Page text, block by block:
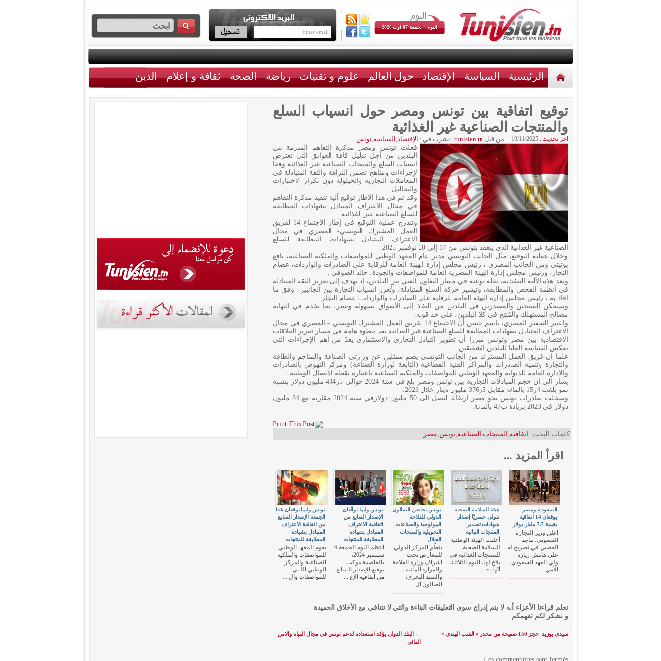
اليوم : الجمعة 07 اوت 2026
الرئيسية السياسة الإقتصاد حول العالم علوم و تقنيات رياضة الصحة ثقافة و إعلام الدين
توقيع اتفاقية بين تونس ومصر حول انسياب السلع
والمنتجات الصناعية غير الغذائية
اخر تحديث : 19/11/2025 من قبلtunisien.tn
| نشرت في : الإقتصاد, السياسة,تونس
فعلت تونس ومصر مذكرة التفاهم المبرمة بين
البلدين من أجل تذليل كافة العوائق التي تعترض
انسياب السلع والمنتجات الصناعية غير الغذائية وفقا
لإجراءات ومناهج تضمن النزاهة والثقة المتبادلة في
المعاملات التجارية والحيلولة دون تكرار الاختبارات
والتحاليل
وقد تم في هدا الاطار توقيع آلية تنفيذ مذكرة التفاهم
في مجال الاعتراف المتبادل بشهادات المطابقة
للسلع الصناعية غير الغذائية.
وتندرج عملية التوقيع في إطار الاجتماع 14 لفريق
العمل المشترك التونسي- المصري في مجال
الاعتراف المتبادل بشهادات المطابقة للسلع
الصناعية غير الغذائية الذي ينعقد بتونس من 17 إلى 20 نوفمبر 2025.
وخلال عملية التوقيع، مثّل الجانب التونسي مدير عام المعهد الوطني للمواصفات والملكية الصناعية، نافع
بوتيتي ومن الجانب المصري ، رئيس مجلس إدارة الهيئة العامة للرقابة على الصادرات والواردات، عصام
النجار، ورئيس مجلس إدارة الهيئة المصرية العامة للمواصفات والجودة، خالد الصوفي .
وتعد هذه الآلية التنفيذية، نقلة نوعية في مسار التعاون الفني بين البلدين، إذ تهدف إلى تعزيز الثقة المتبادلة
في أنظمة الفحص والمطابقة، وتيسير حركة السلع المتبادلة، وتُعزز انسياب التجارة بين الجانبين، وفق ما
افاد به ، رئيس مجلس إدارة الهيئة العامة للرقابة على الصادرات والواردات، عصام النجار.
وستمكن المنتجين والمصدرين في البلدين من النفاذ إلى الأسواق بسهولة ويسر، بما يخدم في النهاية
مصالح المستهلك والمُنتِج في كلا البلدين، على حد قوله.
واعتبر السفير المصري، باسم حسن أنّ الاجتماع 14 لفريق العمل المشترك التونسي – المصري في مجال
الاعتراف المتبادل بشهادات المطابقة للسلع الصناعية غير الغذائية يعد خطوة هامة في مسار تعزيز العلاقات
الاقتصادية بين مصر وتونس مبرزا أن تطوير التبادل التجاري والاستثماري يعدّ من أهم الإجراءات التي
تعكس السياسة العليا للبلدين الشقيقين.
علما ان فريق العمل المشترك من الجانب التونسي يضم ممثلين عن وزارتي الصناعة والمناجم والطاقة
والتجارة وتنمية الصادرات والمراكز الفنية القطاعية (التابعة لوزارة الصناعة) ومركز النهوض بالصادرات
والإدارة العامة للديوانة والمعهد الوطني للمواصفات والملكية الصناعية باعتباره نقطة الاتصال الوطنية.
يشار الى ان حجم المبادلات التجارية بين تونس ومصر بلغ في سنة 2024 حوالي 5ر434 مليون دولار بنسبة
نمو بلغت 4ر15 بالمائة مقابل 5ر376 مليون دينار خلال 2023.
وسجلت صادرات تونس نحو مصر ارتفاعا لتصل الى 50 مليون دولارفي سنة 2024 مقارنة مع 34 مليون
دولار في 2023 بزيادة ب47 بالمائة.
كلمات البحث : اتفاقية; المنتجات الصناعية;تونس;مصر
اقرأ المزيد ...
تونس وليبيا توقعان غدا
الجمعة الإصدار السابع
من اتفاقية الاعتراف
المتبادل بشهادة
المطابقة للمنتجات
يقوم المعهد الوطني
للمواصفات والملكية
الصناعية والمركز
الوطني الليبي
للمواصفات وال ...
تونس وليبيا توقّعان
الإصدار السابع من
اتفاقية الاعتراف
المتبادل بشهادة
المطابقة للمنتجات
انتظم اليوم الجمعة 6
سبتمبر 2024،
بالعاصمة موكب
توقيع الإصدار السابع
من اتفاقية الإع ...
تونس تحتضن الصالون
الدولي للفلاحة
البيولوجية والصناعات
التحويلية والمنتجات
الحلال
ينظّم المركز الدولي
للمعارض تحت
اشراف وزارة الفلاحة
والموارد المائية
والصيد البحري،
الصالون ال ...
هيئة السلامة الصحية
تتولى حصريّا إصدار
شهادات تصدير
المنتجات النباتية
أعلنت الهيئة الوطنية
للسلامة الصحية
للمنتجات الغذائية في
بلاغ لها، اليوم الثلاثاء،
أنّها ت ...
السعودية ومصر
يوقعان 14 اتفاقية
بقيمة 7.7 مليار دولار
اعلن وزير التجارة
السعودي، ماجد
القصبي في تصريح له
على هامش زيارة
ولي العهد السعودي،
الأمي ...
نعلم قراءنا الأعزاء أنه لا يتم إدراج سوى التعليقات البناءة والتي لا تتنافى مع الأخلاق الحميدة
و نشكر لكم تفهمكم.
← البنك الدولي يؤكد استعداده لدعم تونس في مجال المياه والامن
المائي
سيدي بوزيد: حجز 150 صفيحة من مخدر « القنب الهندي » →
Les commentaires sont fermés.